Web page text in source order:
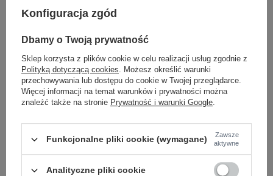
jasny różowy
L/XL
Zobacz wszystkie kolory (+1)
Masz pytanie? Chętnie pomożemy.
Zadzwoń+48 601 547 740 Zadaj pytanie
Konfiguracja zgód
Dbamy o Twoją prywatność
Sklep korzysta z plików cookie w celu realizacji usług zgodnie z
Polityką dotyczącą cookies. Możesz określić warunki
przechowywania lub dostępu do cookie w Twojej przeglądarce.
Więcej informacji na temat warunków i prywatności można
znaleźć także na stronie Prywatność i warunki Google.
Funkcjonalne pliki cookie (wymagane)
Zawsze
aktywne
Analityczne pliki cookie